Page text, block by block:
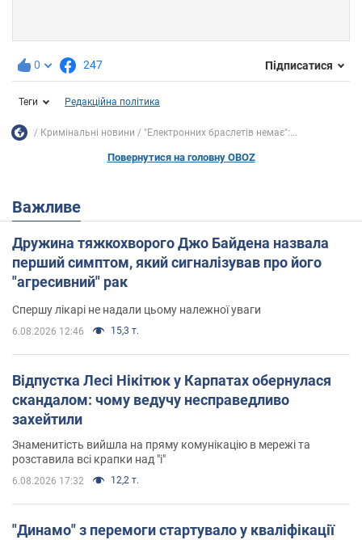
0 247 Підписатися
Теги Редакційна політика
Кримінальні новини "Електронних браслетів немає":...
Повернутися на головну OBOZ
Важливе
Дружина тяжкохворого Джо Байдена назвала
перший симптом, який сигналізував про його
"агресивний" рак
Спершу лікарі не надали цьому належної уваги
6.08.2026 12:46 15,3 т.
Відпустка Лесі Нікітюк у Карпатах обернулася
скандалом: чому ведучу несправедливо
захейтили
Знаменитість вийшла на пряму комунікацію в мережі та
розставила всі крапки над "і"
6.08.2026 17:32 12,2 т.
"Динамо" з перемоги стартувало у кваліфікації